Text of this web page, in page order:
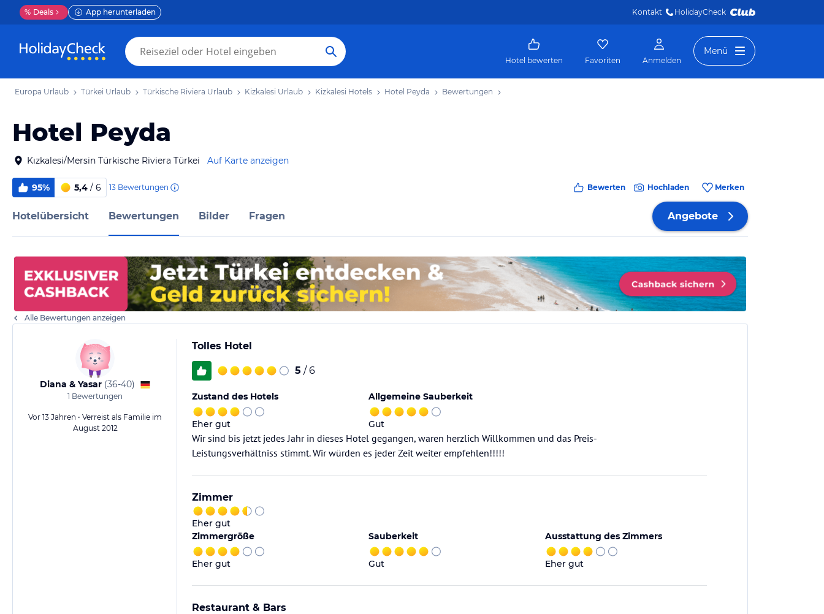
% Deals App herunterladen Kontakt HolidayCheck
Hotel bewerten Favoriten Anmelden
Menü
Europa Urlaub Türkei Urlaub Türkische Riviera Urlaub Kizkalesi Urlaub Kizkalesi Hotels Hotel Peyda Bewertungen
Hotel Peyda
Kızkalesi/Mersin Türkische Riviera Türkei Auf Karte anzeigen
95% 5,4 / 6 13 Bewertungen Bewerten Hochladen Merken
Hotelübersicht Bewertungen Bilder Fragen Angebote
Alle Bewertungen anzeigen
Diana & Yasar (36-40)
1 Bewertungen
Vor 13 Jahren • Verreist als Familie im
August 2012
Tolles Hotel
5 / 6
Zustand des Hotels
Eher gut
Allgemeine Sauberkeit
Gut
Wir sind bis jetzt jedes Jahr in dieses Hotel gegangen, waren herzlich Willkommen und das Preis-
Leistungsverhältniss stimmt. Wir würden es jeder Zeit weiter empfehlen!!!!!
Zimmer
Eher gut
Zimmergröße
Eher gut
Sauberkeit
Gut
Ausstattung des Zimmers
Eher gut
Restaurant & Bars